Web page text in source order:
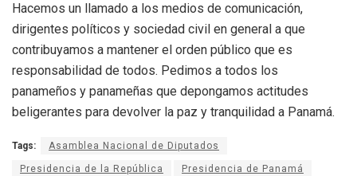
Hacemos un llamado a los medios de comunicación,
dirigentes políticos y sociedad civil en general a que
contribuyamos a mantener el orden público que es
responsabilidad de todos. Pedimos a todos los
panameños y panameñas que depongamos actitudes
beligerantes para devolver la paz y tranquilidad a Panamá.
Tags: Asamblea Nacional de Diputados
Presidencia de la República Presidencia de Panamá